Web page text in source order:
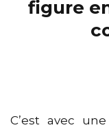
figure
C’est avec